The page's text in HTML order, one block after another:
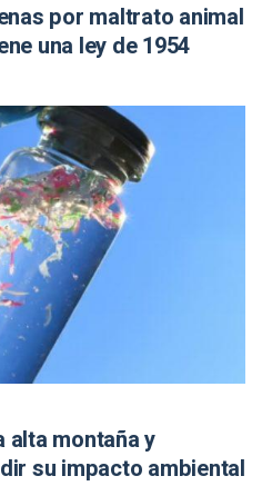
por maltrato animal
una ley de 1954
alta montaña y
su impacto ambiental